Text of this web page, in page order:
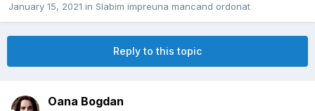
January 15, 2021 in Slabim impreuna mancand ordonat
Reply to this topic
Oana Bogdan